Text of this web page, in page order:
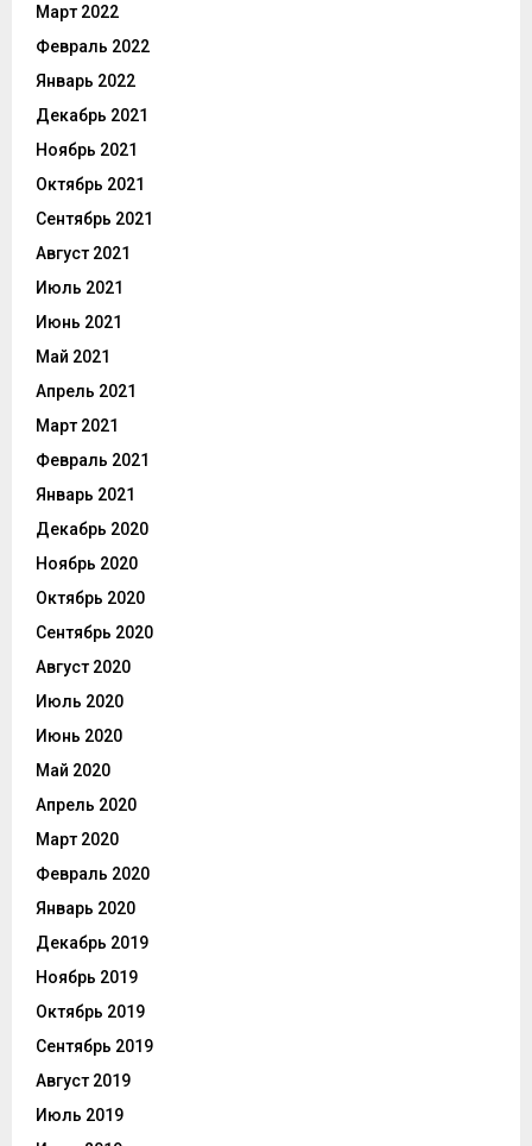
Март 2022
Февраль 2022
Январь 2022
Декабрь 2021
Ноябрь 2021
Октябрь 2021
Сентябрь 2021
Август 2021
Июль 2021
Июнь 2021
Май 2021
Апрель 2021
Март 2021
Февраль 2021
Январь 2021
Декабрь 2020
Ноябрь 2020
Октябрь 2020
Сентябрь 2020
Август 2020
Июль 2020
Июнь 2020
Май 2020
Апрель 2020
Март 2020
Февраль 2020
Январь 2020
Декабрь 2019
Ноябрь 2019
Октябрь 2019
Сентябрь 2019
Август 2019
Июль 2019